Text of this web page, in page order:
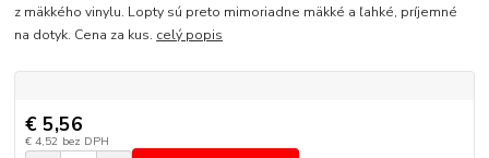
z mäkkého vinylu. Lopty sú preto mimoriadne mäkké a ľahké, príjemné
na dotyk. Cena za kus. celý popis
€ 5,56
€ 4,52 bez DPH